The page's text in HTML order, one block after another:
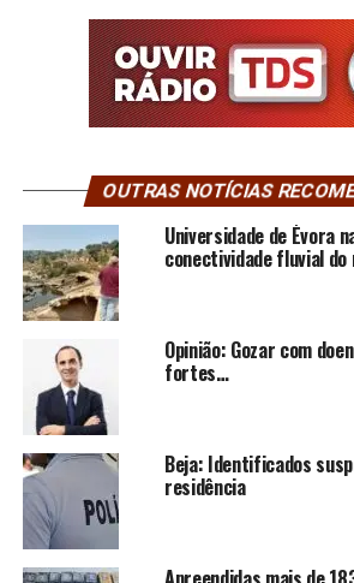
OUTRAS NOTÍCIAS
Universidade de Évora
conectividade fluvial do
Opinião: Gozar com
fortes…
Beja: Identificados
residência